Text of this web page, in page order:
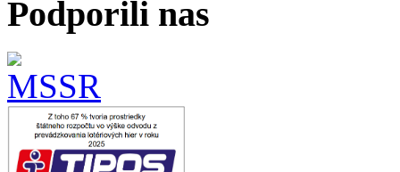
Podporili nas